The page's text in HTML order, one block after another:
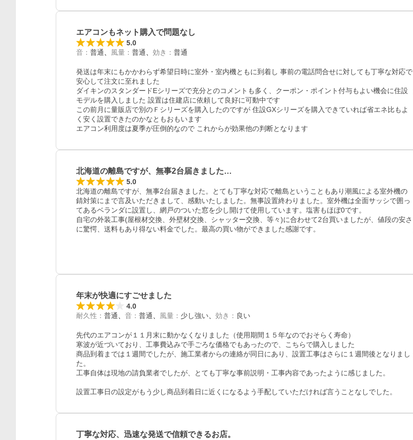
エアコンもネット購入で問題なし
5.0
音 ： 普通 風量 ： 普通 効き ： 普通
発送は年末にもかかわらず希望日時に室外・室内機ともに到着し 事前の電話問合せに対しても丁寧な対応で
安心して注文に至れました
ダイキンのスタンダードEシリーズで充分とのコメントも多く、クーポン・ポイント付与もよい機会に住設
モデルを購入しました 設置は住建店に依頼して良好に可動中です
この前月に量販店で別のＦシリーズを購入したのですが 住設GXシリーズを購入できていれば省エネ比もよ
く安く設置できたのかなともおもいます
北海道の離島ですが、無事2台届きました…
5.0
北海道の離島ですが、無事2台届きました。とても丁寧な対応で離島ということもあり潮風による室外機の
錆対策にまで言及いただきまして、感動いたしました。無事設置終わりました。室外機は全面サッシで囲っ
てあるベランダに設置し、網戸のついた窓を少し開けて使用しています。塩害もほぼ0です。
自宅の外装工事(屋根材交換、外壁材交換、シャッター交換、等々)に合わせて2台買いましたが、値段の安さ
に驚愕、送料もあり得ない料金でした。最高の買い物ができました感謝です。
年末が快適にすごせました
4.0
耐久性 ： 普通 音 ： 普通 風量 ： 少し強い 効き ： 良い
先代のエアコンが１１月末に動かなくなりました（使用期間１５年なのでおそらく寿命）
寒波が近づいており、工事費込みで手ごろな価格でもあったので、こちらで購入しました
商品到着までは１週間でしたが、施工業者からの連絡が同日にあり、設置工事はさらに１週間後となりまし
た。
工事自体は現地の請負業者でしたが、とても丁寧な事前説明・工事内容であったように感じました。
設置工事日の設定がもう少し商品到着日に近くになるよう手配していただければ言うことなしでした。
丁寧な対応、迅速な発送で信頼できるお店。